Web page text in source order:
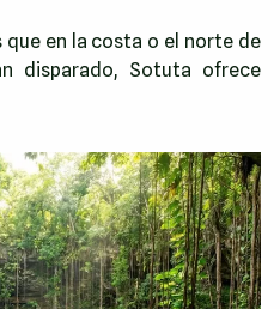
que en la costa o el norte de
disparado, Sotuta ofrece